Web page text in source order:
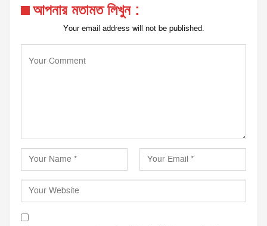
আপনার মতামত লিখুন :
Your email address will not be published.